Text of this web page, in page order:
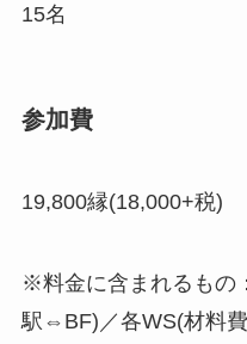
15名
参加費
19,800縁(18,000+税)
※料金に含まれるもの
駅⇔BF)／各WS(材料